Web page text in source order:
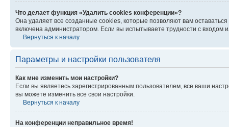
Что делает функция «Удалить cookies конференции»?
Она удаляет все созданные cookies, которые позволяют вам
включена администратором. Если вы испытываете трудности с
Вернуться к началу
Параметры и настройки пользователя
Как мне изменить мои настройки?
Если вы являетесь зарегистрированным пользователем, все ваши
вы можете изменить все свои настройки.
Вернуться к началу
На конференции неправильное время!